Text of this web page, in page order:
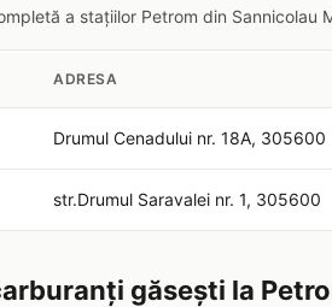
a stațiilor Petrom din Sannicolau
ADRESA
Drumul Cenadului nr. 18A, 305600
str.Drumul Saravalei nr. 1, 305600
găsești la